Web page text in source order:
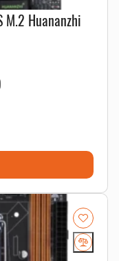
M.2 Huananzhi